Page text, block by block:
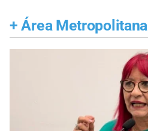
+ Área Metropolitana